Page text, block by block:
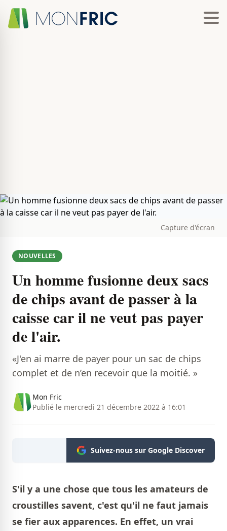
Capture d'écran
NOUVELLES
Un homme fusionne deux sacs
de chips avant de passer à la
caisse car il ne veut pas payer
de l'air.
«J'en ai marre de payer pour un sac de chips
complet et de n’en recevoir que la moitié. »
Mon Fric
Publié le mercredi 21 décembre 2022 à 16:01
Suivez-nous sur Google Discover
S'il y a une chose que tous les amateurs de
croustilles savent, c'est qu'il ne faut jamais
se fier aux apparences. En effet, un vrai